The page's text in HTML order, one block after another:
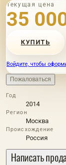
Текущая цена
35
КУПИТЬ
Войдите, чтобы
Пожаловаться
Год
2014
Регион
Москва
Происхождение
Россия
Написать